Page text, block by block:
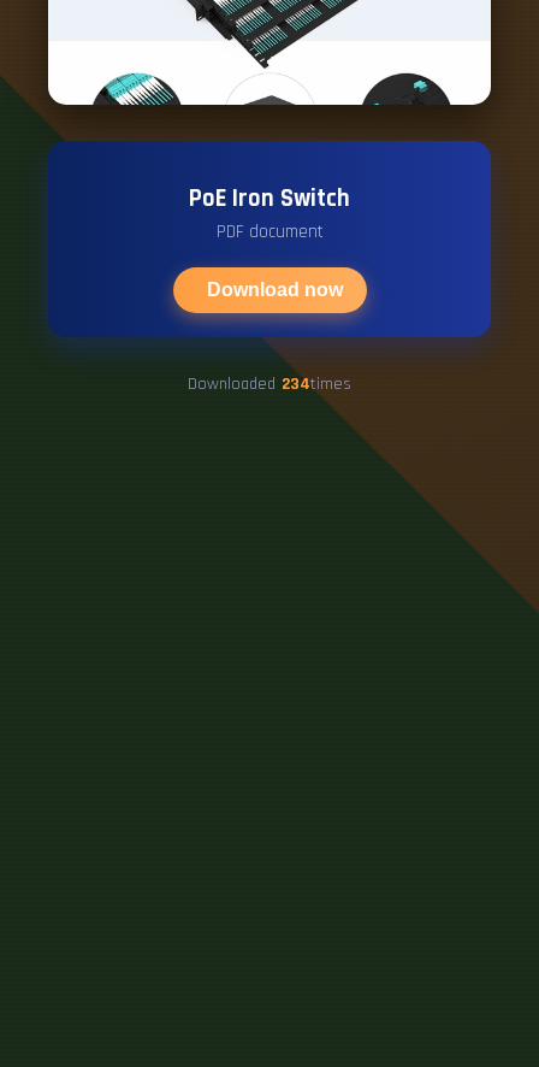
PoE Iron Switch
PDF document
Download now
Downloaded 234times